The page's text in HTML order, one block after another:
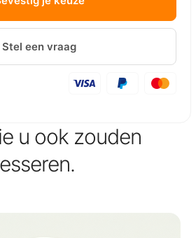
Stel een vraag
u ook zouden